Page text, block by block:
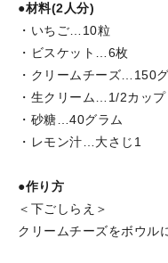
●材料(2人分)
・いちご…10粒
・ビスケット…6枚
・クリームチーズ…150
・生クリーム…1/2カップ
・砂糖…40グラム
・レモン汁…大さじ1
●作り方
＜下ごしらえ＞
クリームチーズをボウル